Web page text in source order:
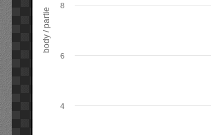
body / partie
4
6
8